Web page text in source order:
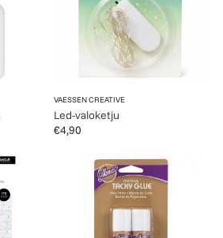
Myyjä:
VAESSEN CREATIVE
Led-valoketju
Normaalihinta
€4,90
liimapuikko